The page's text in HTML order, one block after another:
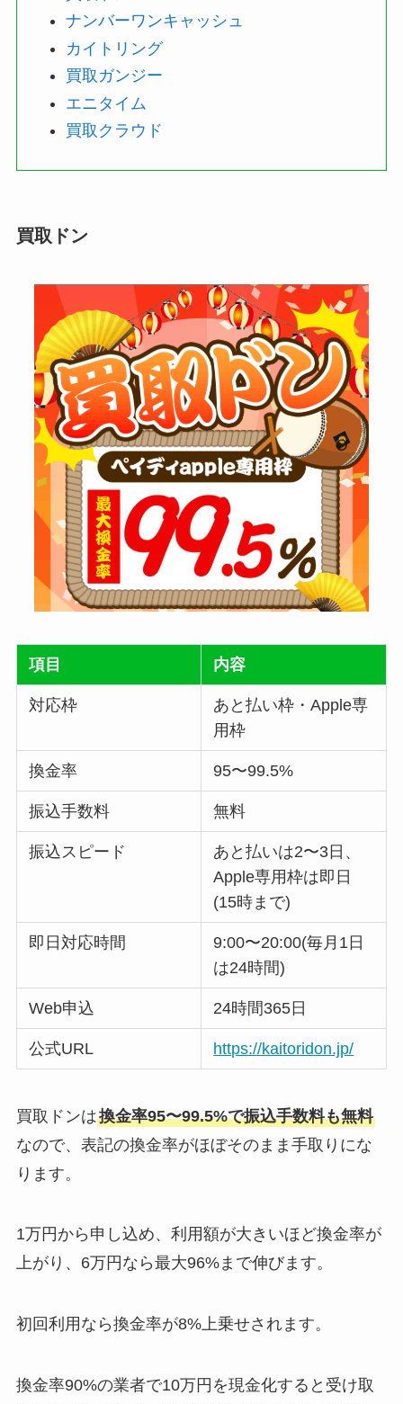
ナンバーワンキャッシュ
カイトリング
買取ガンジー
エニタイム
買取クラウド
買取ドン
項目 内容
対応枠
あと払い枠・Apple専
用枠
換金率 95〜99.5%
振込手数料 無料
振込スピード
あと払いは2〜3日、
Apple専用枠は即日
(15時まで)
即日対応時間
9:00〜20:00(毎月1日
は24時間)
Web申込 24時間365日
公式URL https://kaitoridon.jp/
買取ドンは換金率95〜99.5%で振込手数料も無料
なので、表記の換金率がほぼそのまま手取りにな
ります。
1万円から申し込め、利用額が大きいほど換金率が
上がり、6万円なら最大96%まで伸びます。
初回利用なら換金率が8%上乗せされます。
換金率90%の業者で10万円を現金化すると受け取